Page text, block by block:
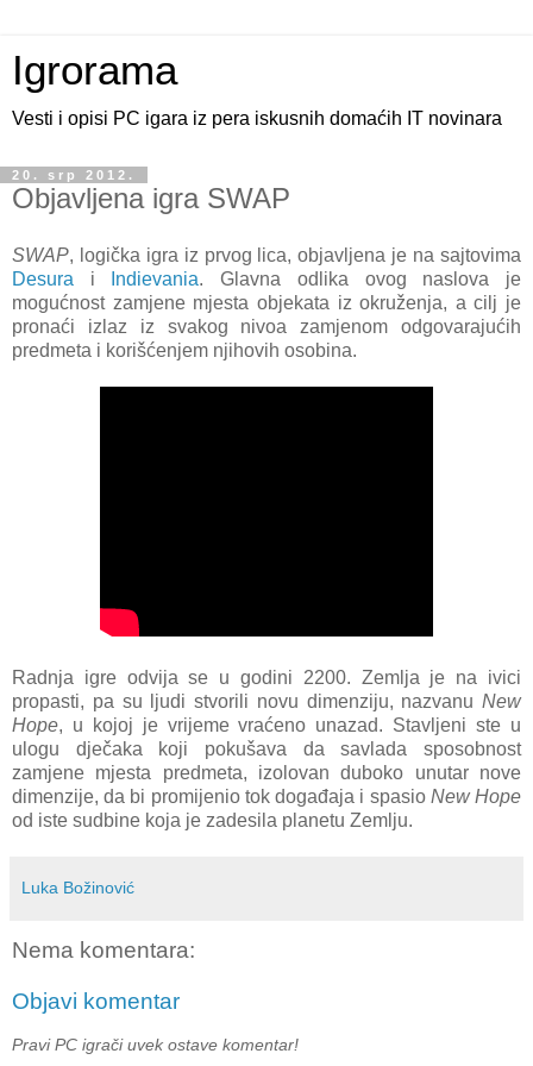
Igrorama
Vesti i opisi PC igara iz pera iskusnih domaćih IT novinara
20. srp 2012.
Objavljena igra SWAP
SWAP, logička igra iz prvog lica, objavljena je na sajtovima
Desura i Indievania. Glavna odlika ovog naslova je
mogućnost zamjene mjesta objekata iz okruženja, a cilj je
pronaći izlaz iz svakog nivoa zamjenom odgovarajućih
predmeta i korišćenjem njihovih osobina.
Radnja igre odvija se u godini 2200. Zemlja je na ivici
propasti, pa su ljudi stvorili novu dimenziju, nazvanu New
Hope, u kojoj je vrijeme vraćeno unazad. Stavljeni ste u
ulogu dječaka koji pokušava da savlada sposobnost
zamjene mjesta predmeta, izolovan duboko unutar nove
dimenzije, da bi promijenio tok događaja i spasio New Hope
od iste sudbine koja je zadesila planetu Zemlju.
Luka Božinović
Nema komentara:
Objavi komentar
Pravi PC igrači uvek ostave komentar!